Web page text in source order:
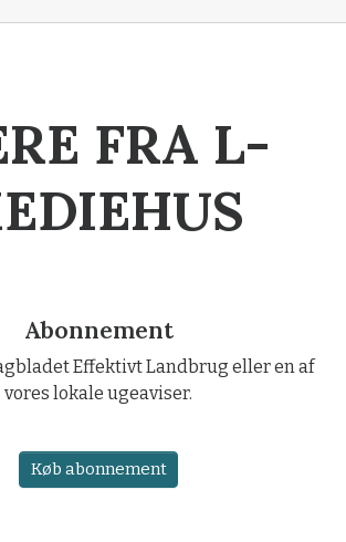
FRA L-
Abonnement
Effektivt Landbrug eller en af
vores lokale ugeaviser.
Køb abonnement